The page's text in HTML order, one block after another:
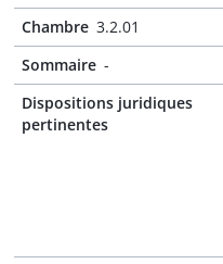
Chambre 3.2.01
Sommaire -
Dispositions juridiques
pertinentes